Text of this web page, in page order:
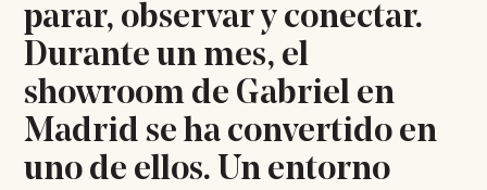
parar, observar y conectar.
Durante un mes, el
showroom de Gabriel en
Madrid se ha convertido en
uno de ellos. Un entorno